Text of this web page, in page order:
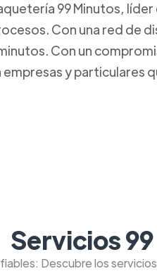
99 Minutos,
Con una red
Con un
y particulares
Servicios
Descubre los